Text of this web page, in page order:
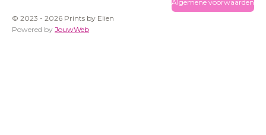
Algemene voorwaarden
© 2023 - 2026 Prints by Elien
Powered by JouwWeb